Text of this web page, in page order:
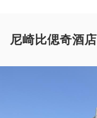
尼崎比偲奇酒店